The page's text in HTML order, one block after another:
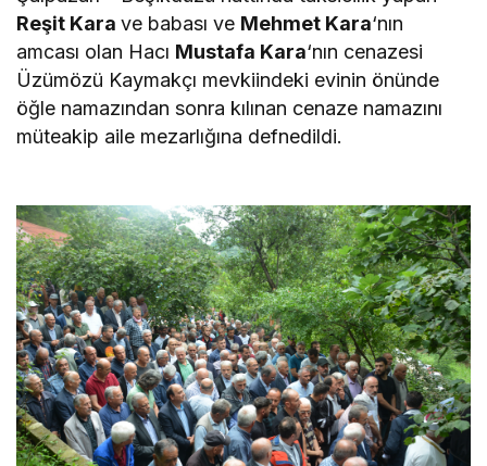
Reşit Karave babası ve Mehmet Kara‘nın
amcası olan Hacı Mustafa Kara‘nın cenazesi
Üzümözü Kaymakçı mevkiindeki evinin önünde
öğle namazından sonra kılınan cenaze namazını
müteakip aile mezarlığına defnedildi.